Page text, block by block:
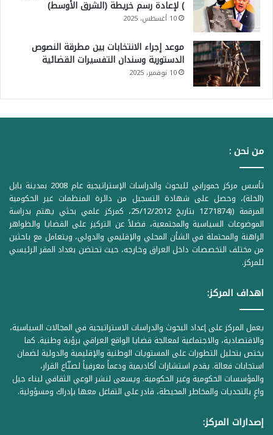
) لإعادة رسم خريطة (الشرق الأوسط)
10 أغسطس، 2025
موعد إجراء الانتخابات بين مطرقة النصوص
الدستورية وسندان التفسيرات القضائية
10 نوفمبر، 2025
من نحن :
تأسس مركز حمورابي للبحوث والدراسات الإستراتيجية عام 2008 بمدينة بابل
(الحلة)، وحصل على شهادة التسجيل من دائرة المنظمات غير الحكومية
المرقمة ((1Z71874 بتاريخ 25/12/2012، كمركز علمي بحثي يهتم بدراسة
الموضوعات السياسية والمجتمعية، فضلاً عن التركيز على القضايا والظواهر
الراهنة والمحتملة في الشأن المحلي والإقليمي والدولي، ويتعامل مع باحثين
من مختلف التخصصات داخل العراق وخارجه، حيث تحتضن بغداد المقر الرئيسي
للمركز.
اهداف المركز:
يعمل المركز على إعداد البحوث والدراسات الاستراتيجية في المجالات السياسية،
والاقتصادية، والاجتماعية لمعالجة قضايا الواقع العراقي برؤية وطنية. كما
يختص بتحليل التطورات على المستويات الوطنية والإقليمية والدولية لضمان
استجابات فعالة. يقدم استشارات أكاديمية ودعماً معرفياً لصنّاع القرار،
والمؤسسات الحكومية وغير الحكومية. ويسعى لنشر الوعي الثقافي لبناء جيل
واعٍ بالتحديات والمخاطر المحيطة، قادر على التفاعل معها بإدراك ومسؤولية.
إصدارات المركز: